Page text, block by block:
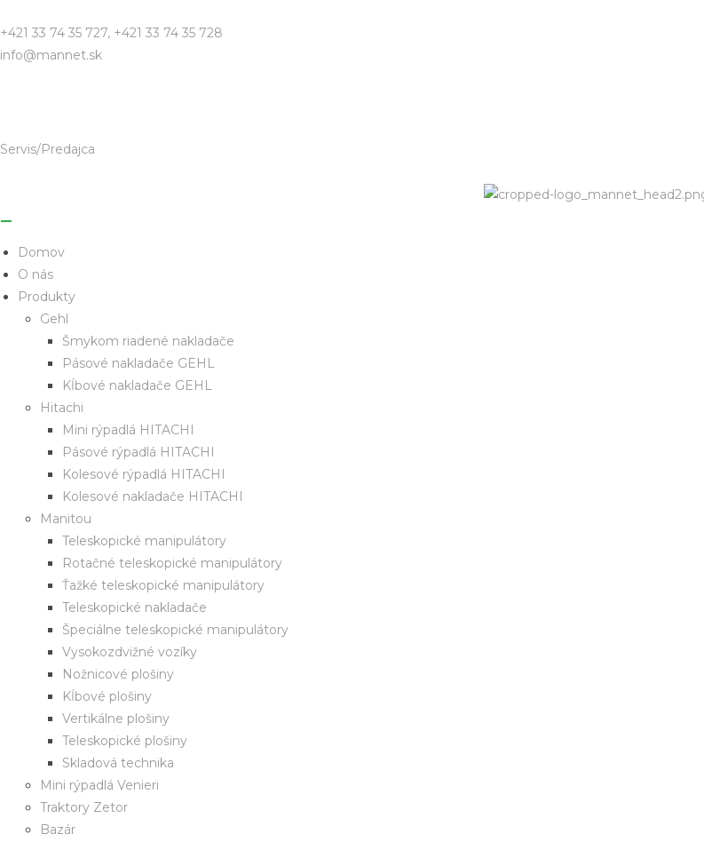
+421 33 74 35 727, +421 33 74 35 728
info@mannet.sk
Servis/Predajca
Domov
O nás
Produkty
Gehl
Šmykom riadené nakladače
Pásové nakladače GEHL
Kĺbové nakladače GEHL
Hitachi
Mini rýpadlá HITACHI
Pásové rýpadlá HITACHI
Kolesové rýpadlá HITACHI
Kolesové nakladače HITACHI
Manitou
Teleskopické manipulátory
Rotačné teleskopické manipulátory
Ťažké teleskopické manipulátory
Teleskopické nakladače
Špeciálne teleskopické manipulátory
Vysokozdvižné vozíky
Nožnicové plošiny
Kĺbové plošiny
Vertikálne plošiny
Teleskopické plošiny
Skladová technika
Mini rýpadlá Venieri
Traktory Zetor
Bazár